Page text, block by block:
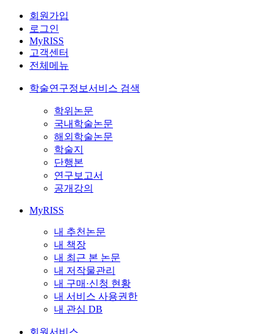
회원가입
로그인
MyRISS
고객센터
전체메뉴
학술연구정보서비스 검색
학위논문
국내학술논문
해외학술논문
학술지
단행본
연구보고서
공개강의
MyRISS
내 추천논문
내 책장
내 최근 본 논문
내 저작물관리
내 구매·신청 현황
내 서비스 사용권한
내 관심 DB
회원서비스